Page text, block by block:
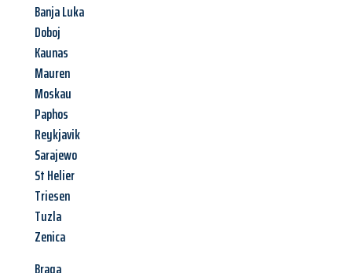
Banja Luka
Doboj
Kaunas
Mauren
Moskau
Paphos
Reykjavik
Sarajewo
St Helier
Triesen
Tuzla
Zenica